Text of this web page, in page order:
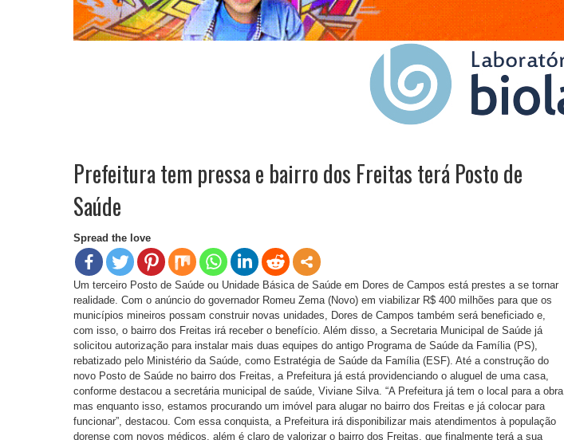
Prefeitura tem pressa e bairro dos Freitas terá Posto de
Saúde
Spread the love
Um terceiro Posto de Saúde ou Unidade Básica de Saúde em Dores de Campos está prestes a se tornar
realidade. Com o anúncio do governador Romeu Zema (Novo) em viabilizar R$ 400 milhões para que os
municípios mineiros possam construir novas unidades, Dores de Campos também será beneficiado e,
com isso, o bairro dos Freitas irá receber o benefício. Além disso, a Secretaria Municipal de Saúde já
solicitou autorização para instalar mais duas equipes do antigo Programa de Saúde da Família (PS),
rebatizado pelo Ministério da Saúde, como Estratégia de Saúde da Família (ESF). Até a construção do
novo Posto de Saúde no bairro dos Freitas, a Prefeitura já está providenciando o aluguel de uma casa,
conforme destacou a secretária municipal de saúde, Viviane Silva. “A Prefeitura já tem o local para a obra,
mas enquanto isso, estamos procurando um imóvel para alugar no bairro dos Freitas e já colocar para
funcionar”, destacou. Com essa conquista, a Prefeitura irá disponibilizar mais atendimentos à população
dorense com novos médicos, além é claro de valorizar o bairro dos Freitas, que finalmente terá a sua